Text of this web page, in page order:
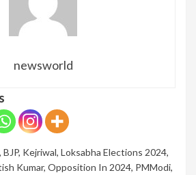
newsworld
, BJP, Kejriwal, Loksabha Elections 2024,
Kumar, Opposition In 2024, PMModi,